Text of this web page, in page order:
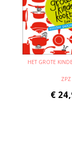
HET GROTE
ZPZ
€